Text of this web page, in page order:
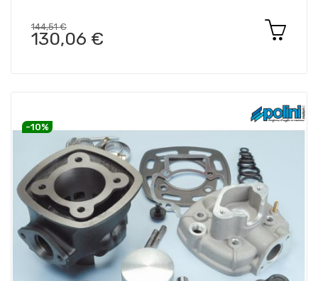
144,51 €
130,06 €
-10%